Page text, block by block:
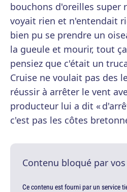
bouchons d'oreilles super
voyait rien et n'entendait
bien pu se prendre un
la gueule et mourir, tout
pensiez que c'était un
Cruise ne voulait pas des
réussir à arrêter le vent
producteur lui a dit «
c'est pas les côtes
Contenu bloqué par
Ce contenu est fourni par un service